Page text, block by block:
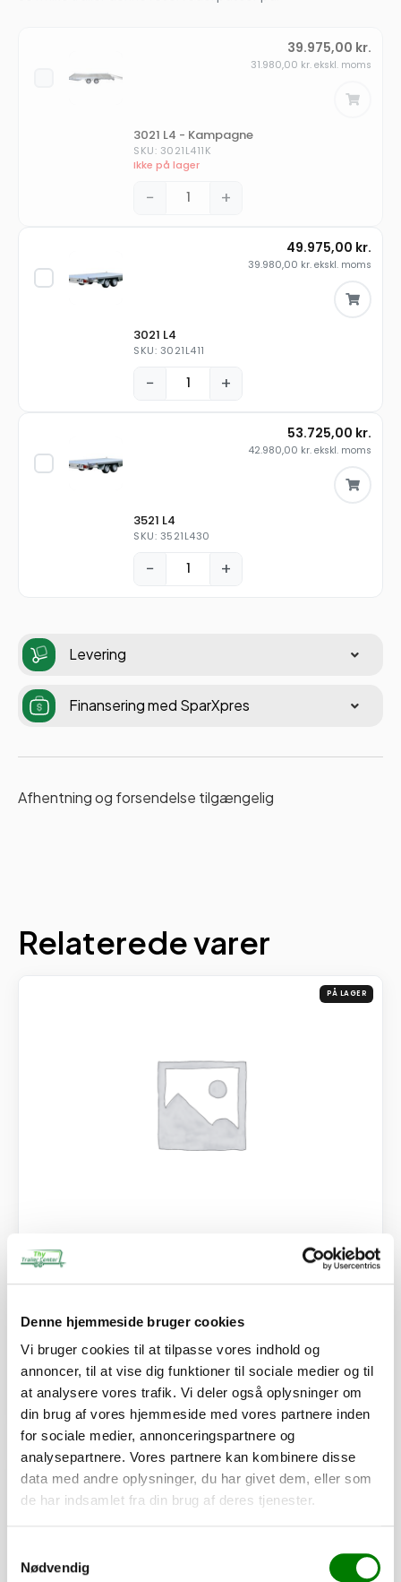
Denne hjemmeside bruger cookies
Vi bruger cookies til at tilpasse vores indhold og
annoncer, til at vise dig funktioner til sociale medier og til
at analysere vores trafik. Vi deler også oplysninger om
din brug af vores hjemmeside med vores partnere inden
for sociale medier, annonceringspartnere og
analysepartnere. Vores partnere kan kombinere disse
data med andre oplysninger, du har givet dem, eller som
de har indsamlet fra din brug af deres tjenester.
Nødvendig
3021 L4 - Kampagne
SKU: 3021L411K
Ikke på lager
− +
39.975,00 kr.
31.980,00 kr. ekskl. moms
3021 L4
SKU: 3021L411
− +
49.975,00 kr.
39.980,00 kr. ekskl. moms
3521 L4
SKU: 3521L430
− +
53.725,00 kr.
42.980,00 kr. ekskl. moms
Levering
Finansering med SparXpres
Afhentning og forsendelse tilgængelig
Relaterede varer
PÅ LAGER
Vinkelbeslag
128,00 kr.ekskl. moms
Afhentning og forsendelse
Se detaljer
PÅ LAGER